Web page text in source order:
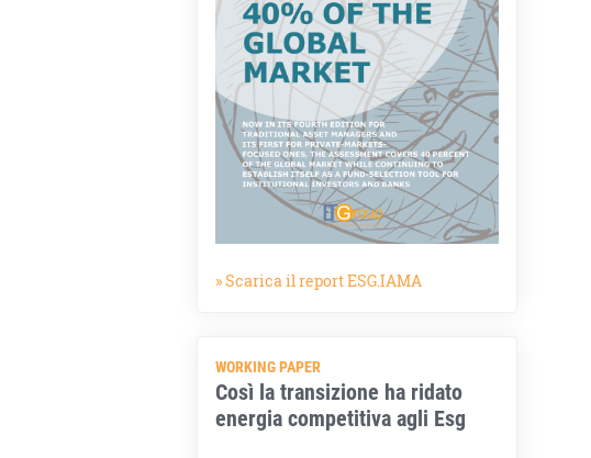
» Scarica il report ESG.IAMA
WORKING PAPER
Così la transizione ha ridato
energia competitiva agli Esg